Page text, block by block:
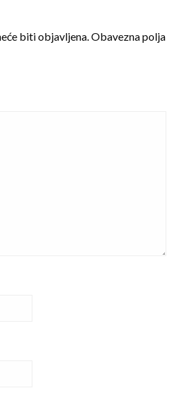
biti objavljena. Obavezna polja